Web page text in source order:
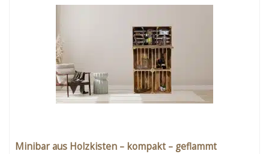
Minibar aus Holzkisten – kompakt – geflammt